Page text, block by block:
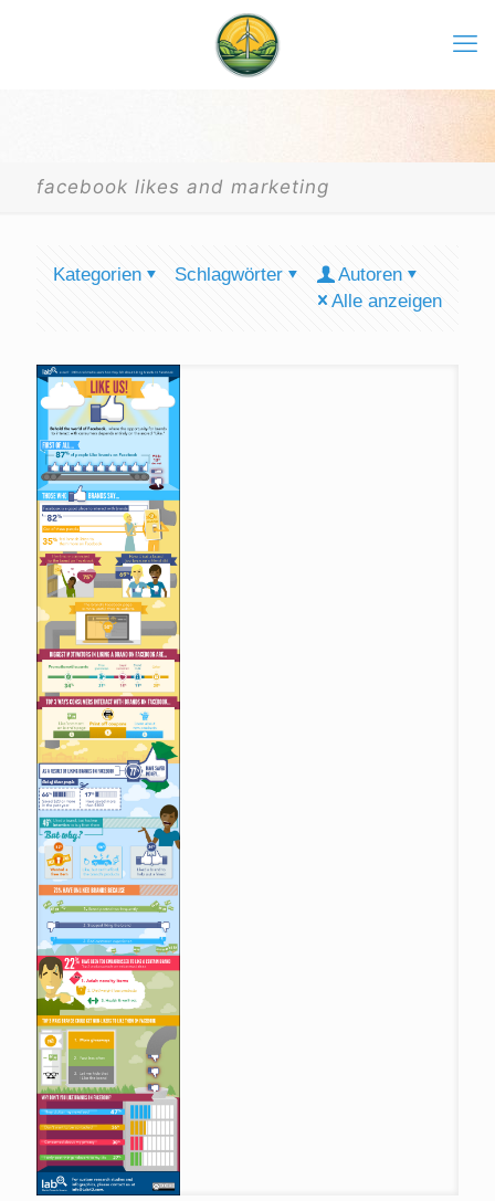
facebook likes and marketing
Kategorien Schlagwörter
Autoren
Alle anzeigen